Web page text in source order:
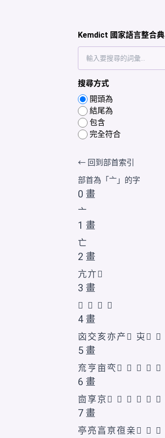
Kemdict 國家語言整合典
搜尋方式
開頭為
結尾為
包含
完全符合
← 回到部首索引
部首為「 亠 」的字
0 畫
亠
1 畫
亡
2 畫
亢亣𠅁
3 畫
𠅂 𪜠 𪜡 𬽃
4 畫
㐫交亥亦产𰁜 㐪𠅃 𠅄
5 畫
㐬亨亩亪𠅈 𠅉 𠅊 𠅋 𪜢
6 畫
㐭享京𠅌 𠅍 𠅎 𠅏 𠅐 𠅑
7 畫
亭亮亯亰亱亲𠅓 𠅔 𠅕